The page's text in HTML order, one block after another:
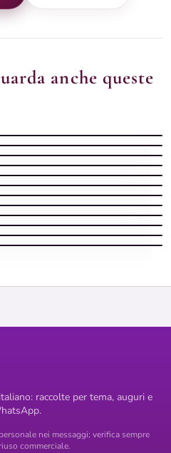
anche queste
spiaggia
luna sui tuoi sogni
tra i rami di gelsomino
tra fiori rossi notturni
riva e luna piena sul mare
sul mare di notte
raccolte per tema, auguri e
nei messaggi; verifica sempre
commerciale.